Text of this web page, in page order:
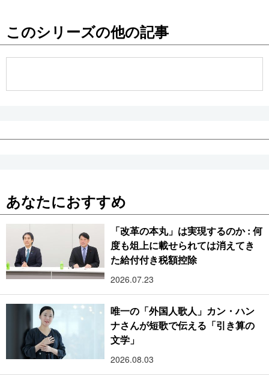
お知らせ
このシリーズの他の記事
あなたにおすすめ
「改革の本丸」は実現するのか : 何
度も俎上に載せられては消えてき
た給付付き税額控除
2026.07.23
唯一の「外国人歌人」カン・ハン
ナさんが短歌で伝える「引き算の
文学」
2026.08.03